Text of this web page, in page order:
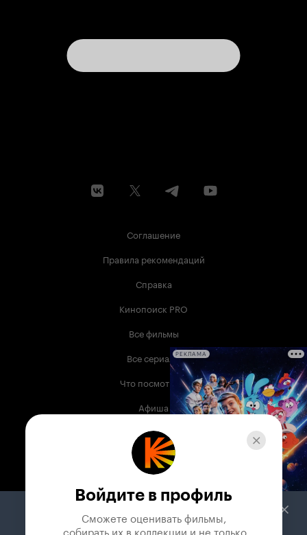
Соглашение
Правила рекомендаций
Справка
Кинопоиск PRO
Все фильмы
Все сериалы
Что посмотреть
Афиша
Музыка
Телепрограмма
Служба поддержки
РЕКЛАМА
Войдите в профиль
Сможете оценивать фильмы,
собирать их в коллекции и не только